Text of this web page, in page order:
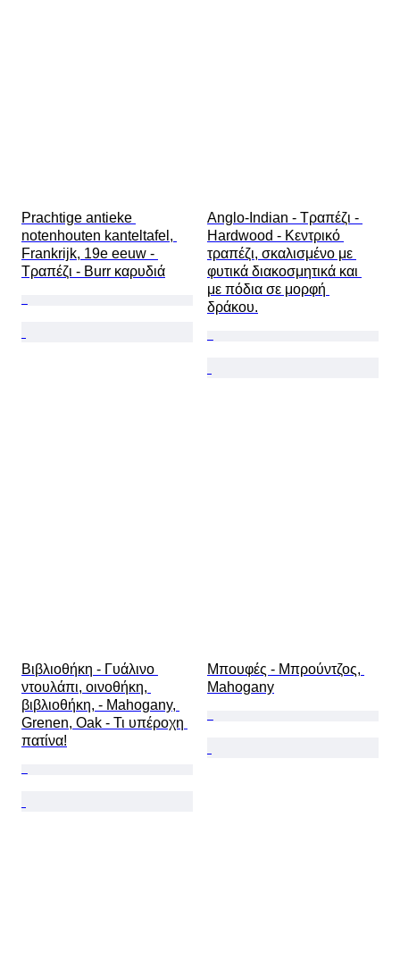
Prachtige antieke
notenhouten kanteltafel,
Frankrijk, 19e eeuw -
Τραπέζι - Burr καρυδιά
Anglo-Indian - Τραπέζι -
Hardwood - Κεντρικό
τραπέζι, σκαλισμένο με
φυτικά διακοσμητικά και
με πόδια σε μορφή
δράκου.
Βιβλιοθήκη - Γυάλινο
ντουλάπι, οινοθήκη,
βιβλιοθήκη, - Mahogany,
Grenen, Oak - Τι υπέροχη
πατίνα!
Μπουφές - Μπρούντζος,
Mahogany